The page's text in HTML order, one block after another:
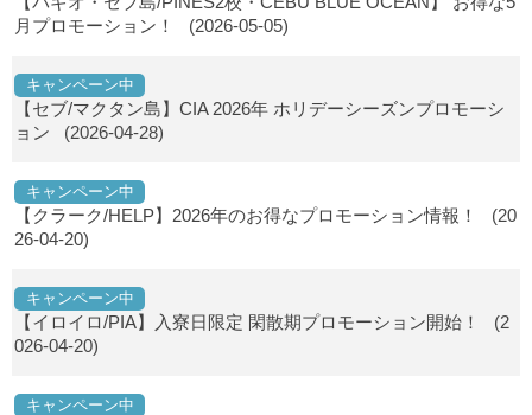
月プロモーション！
(2026-05-05)
キャンペーン中
【セブ/マクタン島】CIA 2026年 ホリデーシーズンプロモーシ
ョン
(2026-04-28)
キャンペーン中
【クラーク/HELP】2026年のお得なプロモーション情報！
(20
26-04-20)
キャンペーン中
【イロイロ/PIA】入寮日限定 閑散期プロモーション開始！
(2
026-04-20)
キャンペーン中